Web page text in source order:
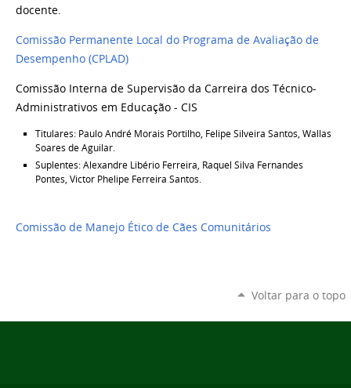
docente.
Comissão Permanente Local do Programa de Avaliação de
Desempenho (CPLAD)
Comissão Interna de Supervisão da Carreira dos Técnico-
Administrativos em Educação - CIS
Titulares: Paulo André Morais Portilho, Felipe Silveira Santos, Wallas
Soares de Aguilar.
Suplentes: Alexandre Libério Ferreira, Raquel Silva Fernandes
Pontes, Victor Phelipe Ferreira Santos.
Comissão de Manejo Ético de Cães Comunitários
Voltar para o topo